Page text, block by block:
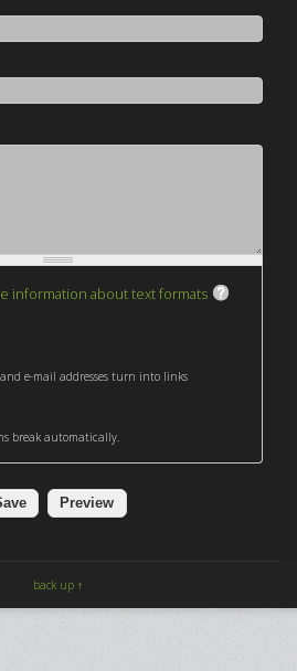
information about text formats
and e-mail addresses turn into links
break automatically.
back up ↑